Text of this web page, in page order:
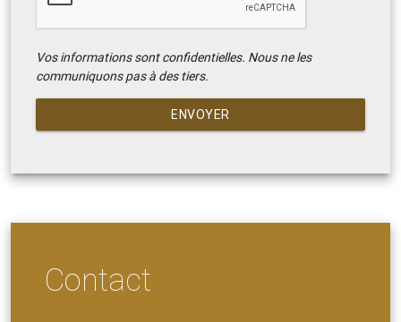
Vos informations sont confidentielles. Nous ne les
communiquons pas à des tiers.
ENVOYER
Contact